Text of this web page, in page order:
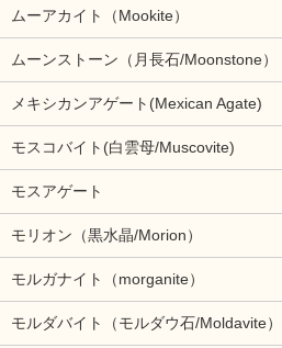
ムーアカイト（Mookite）
ムーンストーン（月長石/Moonstone）
メキシカンアゲート(Mexican Agate)
モスコバイト(白雲母/Muscovite)
モスアゲート
モリオン（黒水晶/Morion）
モルガナイト（morganite）
モルダバイト（モルダウ石/Moldavite）